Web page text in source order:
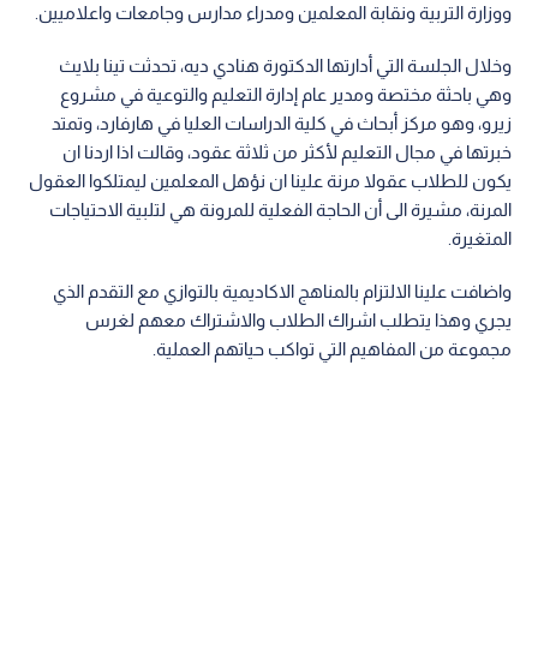
ووزارة التربية ونقابة المعلمين ومدراء مدارس وجامعات واعلاميين.
وخلال الجلسة التي أدارتها الدكتورة هنادي ديه، تحدثت تينا بلايث
وهي باحثة مختصة ومدير عام إدارة التعليم والتوعية في مشروع
زيرو، وهو مركز أبحاث في كلية الدراسات العليا في هارفارد، وتمتد
خبرتها في مجال التعليم لأكثر من ثلاثة عقود، وقالت اذا اردنا ان
يكون للطلاب عقولا مرنة علينا ان نؤهل المعلمين ليمتلكوا العقول
المرنة، مشيرة الى أن الحاجة الفعلية للمرونة هي لتلبية الاحتياجات
المتغيرة.
واضافت علينا الالتزام بالمناهج الاكاديمية بالتوازي مع التقدم الذي
يجري وهذا يتطلب اشراك الطلاب والاشتراك معهم لغرس
مجموعة من المفاهيم التي تواكب حياتهم العملية.